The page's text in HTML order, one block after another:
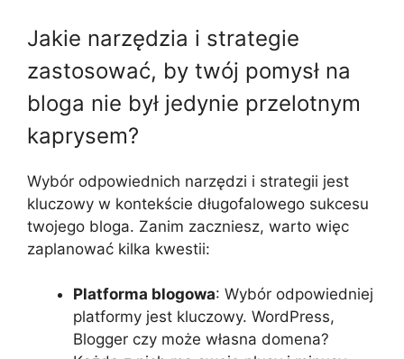
Jakie narzędzia i strategie
zastosować, by twój pomysł na
bloga nie był jedynie przelotnym
kaprysem?
Wybór odpowiednich narzędzi i strategii jest
kluczowy w kontekście długofalowego sukcesu
twojego bloga. Zanim zaczniesz, warto więc
zaplanować kilka kwestii:
Platforma blogowa: Wybór odpowiedniej
platformy jest kluczowy. WordPress,
Blogger czy może własna domena?